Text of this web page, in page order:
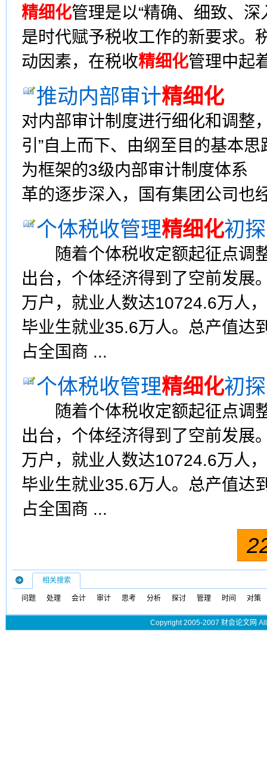
精细化管理是以“精确、细致、
是时代赋予税收工作的新要求。
动因素，在税收精细化管理中起
推动内部审计精细化
对内部审计制度进行细化和调
引”自上而下、由纲至目的基本
为框架的3级内部审计制度体
革的逐步深入，国有集团公司也
个体税收管理精细化初探
随着个体税收定额起征点调整
出台，个体经济得到了空前发展
万户，就业人数达10724.6万人
毕业生就业35.6万人。总产值达
占全国商 ...
个体税收管理精细化初探
随着个体税收定额起征点调整
出台，个体经济得到了空前发展
万户，就业人数达10724.6万人
毕业生就业35.6万人。总产值达
占全国商 ...
相关搜索
问题 处理 会计 审计 思考 分析 探讨 管理 时间 对策
Copyright 2005-2007 财会论文网